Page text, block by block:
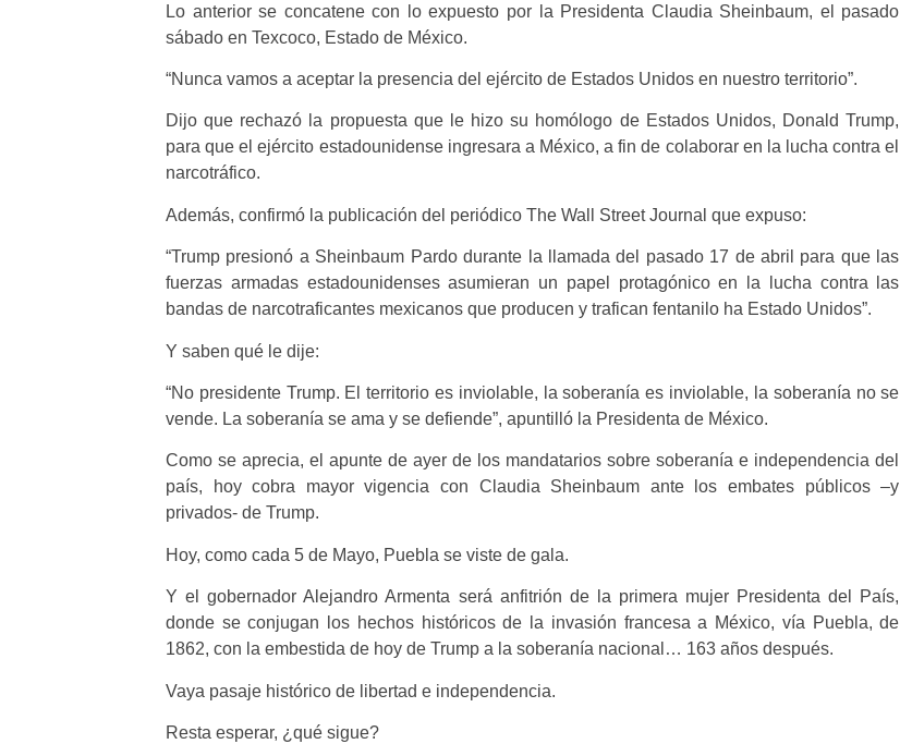
Lo anterior se concatene con lo expuesto por la Presidenta Claudia Sheinbaum, el pasado
sábado en Texcoco, Estado de México.
“Nunca vamos a aceptar la presencia del ejército de Estados Unidos en nuestro territorio”.
Dijo que rechazó la propuesta que le hizo su homólogo de Estados Unidos, Donald Trump,
para que el ejército estadounidense ingresara a México, a fin de colaborar en la lucha contra el
narcotráfico.
Además, confirmó la publicación del periódico The Wall Street Journal que expuso:
“Trump presionó a Sheinbaum Pardo durante la llamada del pasado 17 de abril para que las
fuerzas armadas estadounidenses asumieran un papel protagónico en la lucha contra las
bandas de narcotraficantes mexicanos que producen y trafican fentanilo ha Estado Unidos”.
Y saben qué le dije:
“No presidente Trump. El territorio es inviolable, la soberanía es inviolable, la soberanía no se
vende. La soberanía se ama y se defiende”, apuntilló la Presidenta de México.
Como se aprecia, el apunte de ayer de los mandatarios sobre soberanía e independencia del
país, hoy cobra mayor vigencia con Claudia Sheinbaum ante los embates públicos –y
privados- de Trump.
Hoy, como cada 5 de Mayo, Puebla se viste de gala.
Y el gobernador Alejandro Armenta será anfitrión de la primera mujer Presidenta del País,
donde se conjugan los hechos históricos de la invasión francesa a México, vía Puebla, de
1862, con la embestida de hoy de Trump a la soberanía nacional… 163 años después.
Vaya pasaje histórico de libertad e independencia.
Resta esperar, ¿qué sigue?